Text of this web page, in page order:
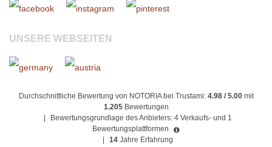
UNSERE WEBSEITEN
Durchschnittliche Bewertung von NOTORIA bei Trustami: 4.98 / 5.00mit
1.205 Bewertungen
Bewertungsgrundlage des Anbieters: 4 Verkaufs- und 1
Bewertungsplattformen
14 Jahre Erfahrung